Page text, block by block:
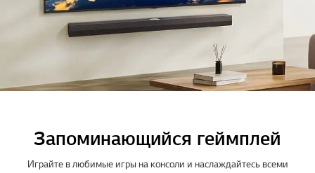
Запоминающийся геймплей
Играйте в любимые игры на консоли и наслаждайтесь всеми